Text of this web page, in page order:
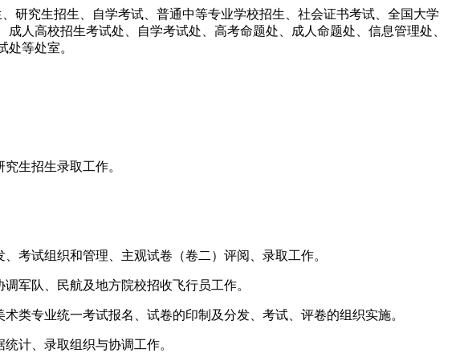
研究生招生、自学考试、普通中等专业学校招生、社会证书考试、全国大学
人高校招生考试处、自学考试处、高考命题处、成人命题处、信息管理处、
等处室。
生招生录取工作。
考试组织和管理、主观试卷（卷二）评阅、录取工作。
军队、民航及地方院校招收飞行员工作。
类专业统一考试报名、试卷的印制及分发、考试、评卷的组织实施。
计、录取组织与协调工作。